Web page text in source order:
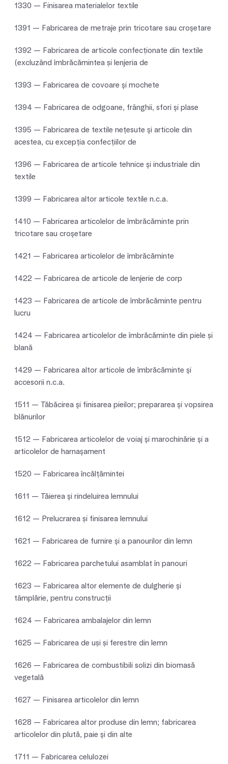
1330 — Finisarea materialelor textile
1391 — Fabricarea de metraje prin tricotare sau croşetare
1392 — Fabricarea de articole confecționate din textile
(excluzând îmbrăcămintea și lenjeria de
1393 — Fabricarea de covoare şi mochete
1394 — Fabricarea de odgoane, frânghii, sfori şi plase
1395 — Fabricarea de textile neţesute şi articole din
acestea, cu excepţia confecţiilor de
1396 — Fabricarea de articole tehnice şi industriale din
textile
1399 — Fabricarea altor articole textile n.c.a.
1410 — Fabricarea articolelor de îmbrăcăminte prin
tricotare sau croşetare
1421 — Fabricarea articolelor de îmbrăcăminte
1422 — Fabricarea de articole de lenjerie de corp
1423 — Fabricarea de articole de îmbrăcăminte pentru
lucru
1424 — Fabricarea articolelor de îmbrăcăminte din piele și
blană
1429 — Fabricarea altor articole de îmbrăcăminte şi
accesorii n.c.a.
1511 — Tăbăcirea şi finisarea pieilor; prepararea şi vopsirea
blănurilor
1512 — Fabricarea articolelor de voiaj şi marochinărie şi a
articolelor de harnaşament
1520 — Fabricarea încălţămintei
1611 — Tăierea şi rindeluirea lemnului
1612 — Prelucrarea și finisarea lemnului
1621 — Fabricarea de furnire şi a panourilor din lemn
1622 — Fabricarea parchetului asamblat în panouri
1623 — Fabricarea altor elemente de dulgherie şi
tâmplărie, pentru construcţii
1624 — Fabricarea ambalajelor din lemn
1625 — Fabricarea de uși și ferestre din lemn
1626 — Fabricarea de combustibili solizi din biomasă
vegetală
1627 — Finisarea articolelor din lemn
1628 — Fabricarea altor produse din lemn; fabricarea
articolelor din plută, paie şi din alte
1711 — Fabricarea celulozei